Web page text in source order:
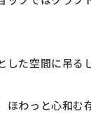
した空間に吊る
ほわっと心和む